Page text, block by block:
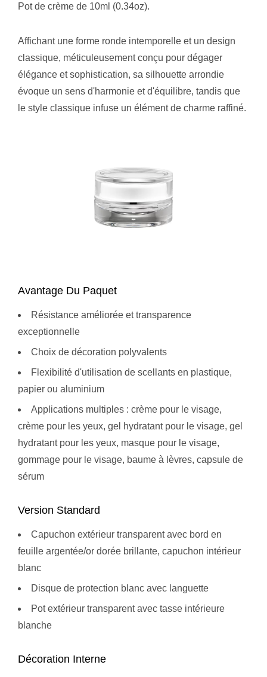
Pot de crème de 10ml (0.34oz).
Affichant une forme ronde intemporelle et un design
classique, méticuleusement conçu pour dégager
élégance et sophistication, sa silhouette arrondie
évoque un sens d'harmonie et d'équilibre, tandis que
le style classique infuse un élément de charme raffiné.
Avantage Du Paquet
Résistance améliorée et transparence
exceptionnelle
Choix de décoration polyvalents
Flexibilité d'utilisation de scellants en plastique,
papier ou aluminium
Applications multiples : crème pour le visage,
crème pour les yeux, gel hydratant pour le visage, gel
hydratant pour les yeux, masque pour le visage,
gommage pour le visage, baume à lèvres, capsule de
sérum
Version Standard
Capuchon extérieur transparent avec bord en
feuille argentée/or dorée brillante, capuchon intérieur
blanc
Disque de protection blanc avec languette
Pot extérieur transparent avec tasse intérieure
blanche
Décoration Interne